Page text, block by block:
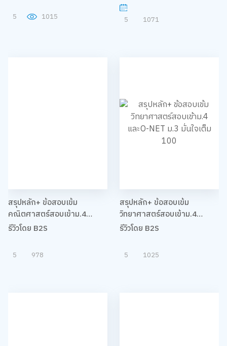
1015
สรุปหลัก+ ข้อสอบเข้ม
คณิตศาสตร์สอบเข้าม.4
และO-NET ม.3 มั่นใจเต็ม 100
รีวิวโดย B2S
5 978
สรุปหลัก+ ข้อสอบเข้ม
วิทยาศาสตร์สอบเข้าม.4
และO-NET ม.3 มั่นใจเต็ม 100
รีวิวโดย B2S
5 1025